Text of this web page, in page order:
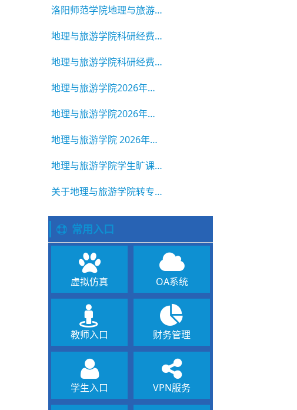
洛阳师范学院地理与旅游学院2026年硕士研究生招生调剂公告
地理与旅游学院科研经费绩效公示
地理与旅游学院科研经费绩效公示
地理与旅游学院2026年硕士研究生复试成绩公示（第一志愿）
地理与旅游学院2026年硕士研究生招生复试成绩公示(第一志愿)
地理与旅游学院 2026年硕士研究生复试录取工作实施细则
地理与旅游学院学生旷课违纪通报 2025-2026学年第二学期 第1
关于地理与旅游学院转专业学生拟录取名单的公示
常用入口
虚拟仿真 OA系统
教师入口 财务管理
学生入口 VPN服务